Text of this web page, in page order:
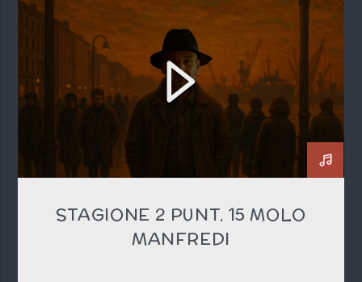
STAGIONE 2 PUNT. 15 MOLO
MANFREDI